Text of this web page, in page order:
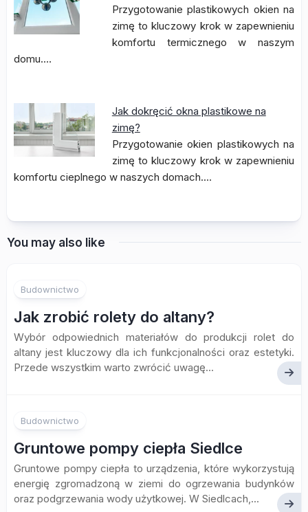
Przygotowanie plastikowych okien na
zimę to kluczowy krok w zapewnieniu
komfortu termicznego w naszym
domu.…
Jak dokręcić okna plastikowe na
zimę?
Przygotowanie okien plastikowych na
zimę to kluczowy krok w zapewnieniu
komfortu cieplnego w naszych domach.…
You may also like
Budownictwo
Jak zrobić rolety do altany?
Wybór odpowiednich materiałów do produkcji rolet do
altany jest kluczowy dla ich funkcjonalności oraz estetyki.
Przede wszystkim warto zwrócić uwagę...
Budownictwo
Gruntowe pompy ciepła Siedlce
Gruntowe pompy ciepła to urządzenia, które wykorzystują
energię zgromadzoną w ziemi do ogrzewania budynków
oraz podgrzewania wody użytkowej. W Siedlcach,...